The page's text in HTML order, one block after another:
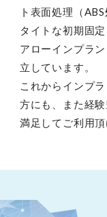
ト表面処理（
タイトな初期固
アローインプラ
立しています。
これからインプ
方にも、また経
満足してご利用頂